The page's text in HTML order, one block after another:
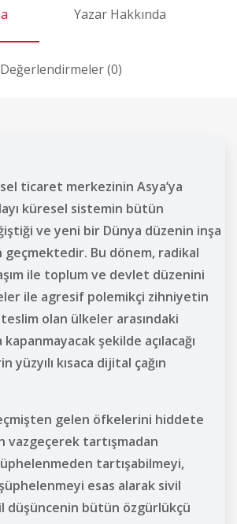
Yazar Hakkında
Değerlendirmeler (0)
ticaret merkezinin Asya’ya
küresel sistemin bütün
ve yeni bir Dünya düzenin inşa
Bu dönem, radikal
ile toplum ve devlet düzenini
ile agresif polemikçi zihniyetin
olan ülkeler arasındaki
şekilde açılacağı
yüzyılı kısaca dijital çağın
gelen öfkelerini hiddete
tartışmadan
tartışabilmeyi,
esas alarak sivil
düşüncenin bütün özgürlükçü